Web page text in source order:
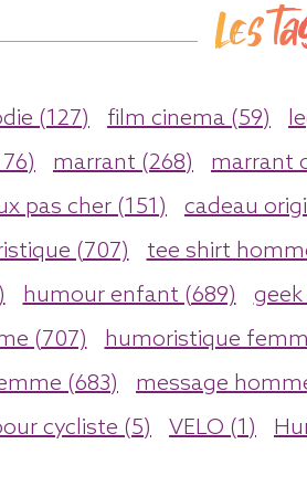
Les
(127) film cinema (59)
marrant (268) marrant
pas cher (151)
cadeau
(707)
tee shirt
humour enfant (689)
(707)
humoristique
(683)
message
cycliste (5)
VELO (1)